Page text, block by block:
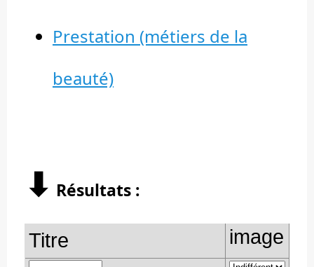
Prestation (métiers de la
beauté)
⬇︎ Résultats :
Titre image